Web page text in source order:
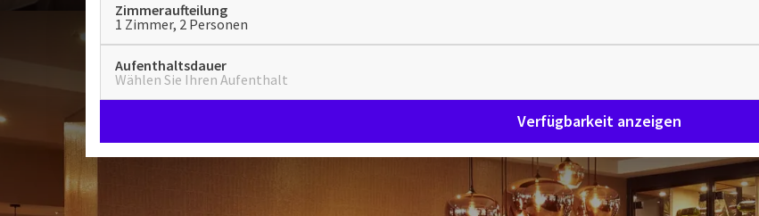
Zimmeraufteilung
1 Zimmer, 2 Personen
Aufenthaltsdauer
Wählen Sie Ihren Aufenthalt
Verfügbarkeit anzeigen